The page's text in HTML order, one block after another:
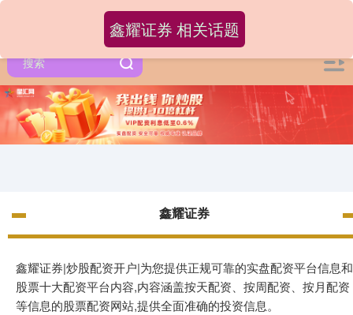
鑫耀证券
鑫耀证券|炒股配资开户|为您提供正规可靠的实盘配资平台信息和
股票十大配资平台内容,内容涵盖按天配资、按周配资、按月配资
等信息的股票配资网站,提供全面准确的投资信息。
鑫耀证券 相关话题